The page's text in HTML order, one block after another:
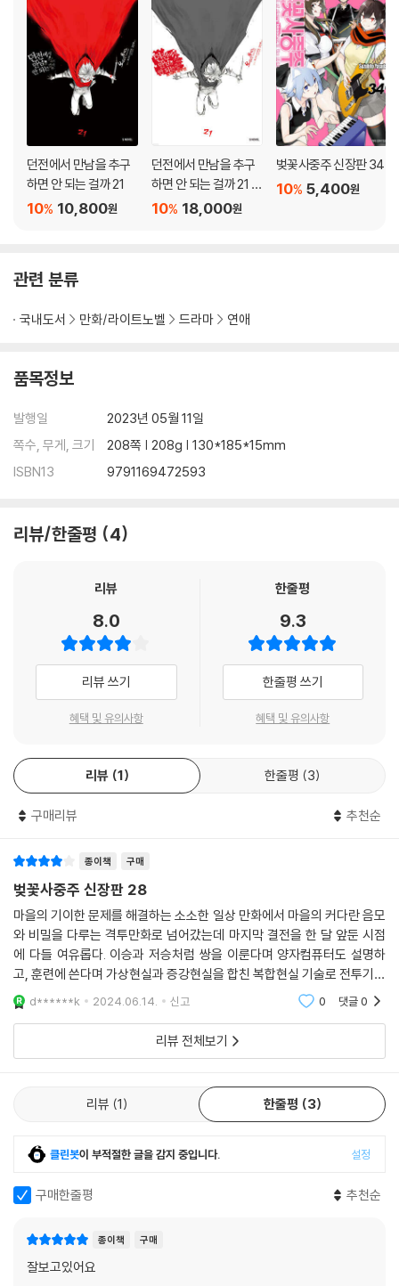
던전에서 만남을 추구
하면 안 되는 걸까 21
10,800원
10%
던전에서 만남을 추구
하면 안 되는 걸까 21 소
책자 특장판18,000원
10%
벚꽃사중주 신장판 34
5,400원
10%
관련 분류
국내도서 만화/라이트노벨 드라마 연애
품목정보
발행일
2023년 05월 11일
쪽수, 무게, 크기
208쪽 | 208g | 130*185*15mm
ISBN13
9791169472593
리뷰/한줄평 4
리뷰
8.0
리뷰 쓰기
혜택 및 유의사항
한줄평
9.3
한줄평 쓰기
혜택 및 유의사항
리뷰 1 한줄평 3
구매리뷰 추천순
종이책 구매
벚꽃사중주 신장판 28
마을의 기이한 문제를 해결하는 소소한 일상 만화에서 마을의 커다란 음모
와 비밀을 다루는 격투만화로 넘어갔는데 마지막 결전을 한 달 앞둔 시점
에 다들 여유롭다. 이승과 저승처럼 쌍을 이룬다며 양자컴퓨터도 설명하
고, 훈련에 쓴다며 가상현실과 증강현실을 합친 복합현실 기술로 전투기까
지 재현한다. 스케일은 커졌지만 한쪽에서는 여전히 한가하다. 주로 높으
신 양반들이지만 마
d******k 2024.06.14. 신고 0 댓글0
리뷰 전체보기
리뷰 1 한줄평 3
클린봇이 부적절한 글을 감지 중입니다. 설정
구매한줄평 추천순
종이책 구매
잘보고있어요